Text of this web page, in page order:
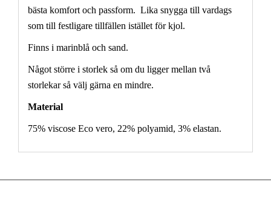
bästa komfort och passform. Lika snygga till vardags
som till festligare tillfällen istället för kjol.
Finns i marinblå och sand.
Något större i storlek så om du ligger mellan två
storlekar så välj gärna en mindre.
Material
75% viscose Eco vero, 22% polyamid, 3% elastan.